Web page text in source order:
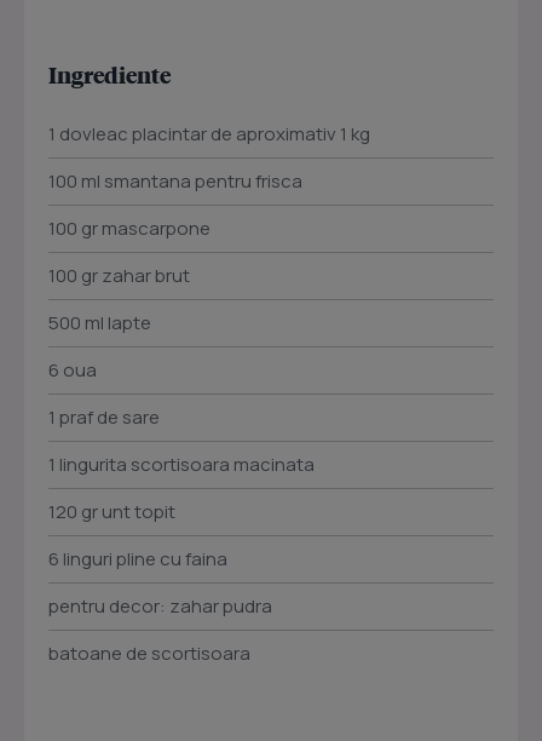
Ingrediente
1 dovleac placintar de aproximativ 1 kg
100 ml smantana pentru frisca
100 gr mascarpone
100 gr zahar brut
500 ml lapte
6 oua
1 praf de sare
1 lingurita scortisoara macinata
120 gr unt topit
6 linguri pline cu faina
pentru decor: zahar pudra
batoane de scortisoara